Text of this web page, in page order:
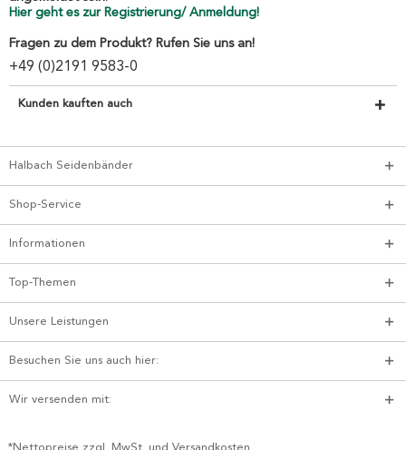
Hier geht es zur Registrierung/ Anmeldung!
Fragen zu dem Produkt? Rufen Sie uns an!
+49 (0)2191 9583-0
Kunden kauften auch
Halbach Seidenbänder
Shop-Service
Informationen
Top-Themen
Unsere Leistungen
Besuchen Sie uns auch hier:
Wir versenden mit: